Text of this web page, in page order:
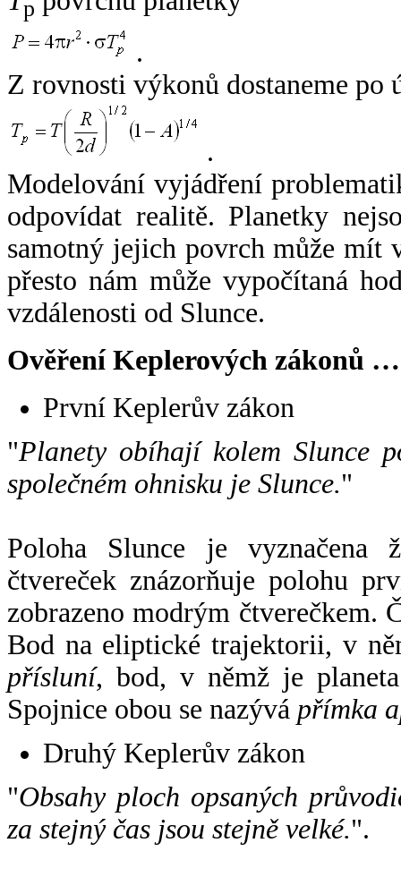
p
.
Z rovnosti výkonů dostaneme po
.
Modelování vyjádření
odpovídat realitě. Planetky
samotný jejich povrch může mít
přesto nám může vypočítaná
vzdálenosti od Slunce.
Ověření Keplerových zákonů …
První Keplerův zákon
"Planety obíhají kolem Slunce
společném ohnisku je Slunce."
Poloha Slunce je vyznačena
čtvereček znázorňuje polohu
zobrazeno modrým čtverečkem.
Bod na eliptické trajektorii, v
přísluní, bod, v němž je
Spojnice obou se nazývá přímka
Druhý Keplerův zákon
"Obsahy ploch opsaných
za stejný čas jsou stejně velké.".